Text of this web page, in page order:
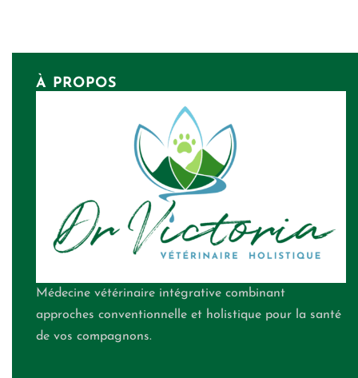
À PROPOS
Médecine vétérinaire intégrative combinant
approches conventionnelle et holistique pour la santé
de vos compagnons.